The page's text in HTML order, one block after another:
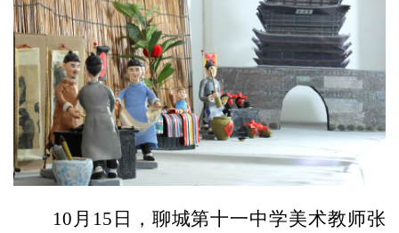
10月15日，聊城第十一中学美术教师张